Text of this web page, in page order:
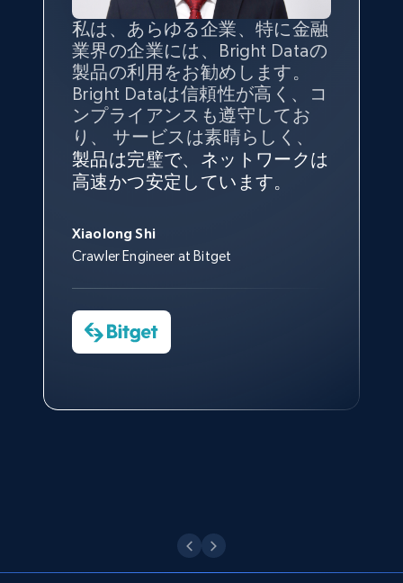
engagement rate, Comment engagement rate,
Like engagement rate, Bio link, Predicted lang,
and more.
8.3K+ 963+ 無料トライアル
TikTok - Profiles - Discover by search URL
Account id, Nickname, Biography, Awg
engagement rate, Comment engagement rate,
8.3K+ 963+
私は、あらゆる企業、特に金融
業界の企業には、Bright Dataの
製品の利用をお勧めします。
Bright Dataは信頼性が高く、コ
ンプライアンスも遵守してお
り、 サービスは素晴らしく、
製品は完璧で、ネットワークは
高速かつ安定しています。
Xiaolong Shi
Crawler Engineer at Bitget
インターネットから公開ウェブ
データを収集する機能なしで
は、ブランドがすべての媒体に
向けて紹介されたこと、またそ
の展開先を知りえることはでき
トなしでは急成長を遂げること
はできなかったでしょう。
Data Science Specialist
インターネットから公開ウェブ
データを収集する機能なしで
は、ブランドがすべての媒体に
向けて紹介されたこと、またそ
の展開先を知りえることはでき
ず、また、Bright Dataのサポー
トなしでは急成長を遂げること
はできなかったでしょう。
Sarah Melville
Media Director at YouGov Sport
私の経験から言えば、Bright
Dataのサービスは極めて貴重な
ものでした。Bright Dataのおか
げで、当社のニーズを満たすの
に十分な公開ウェブデータを収
サポートおよび開発スタッフの
おかげで、多くのプロセスを最
Charmagne Cruz
Head of Reporting & Analytics, Business
データの 質 と量を最大限に確
保することが最も重要であり、
そこでBright Dataとtgndataの
組み合わせが威力を発揮しま
す。
George Koutsoudopoulos
CEO at tgndata
今すぐ観る
信頼性に非常に感銘を受けてお
り、Bright Dataには全体的に大
変満足しています。アカウント
マネージャーとは定期的な連絡
ルートがあり、非常に協力的で
Yorgos Panzaris
CTO at Convert Group
Bright Dataとの提携には大変満
足しております。全てが順調
で、ネットワークは非常に 安定
しており、 カスタマーサービス
にも満足しています。 サポート
す。
Cheddi Rai
CEO at AdRetreaver